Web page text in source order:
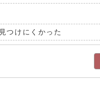
見つけにくかった